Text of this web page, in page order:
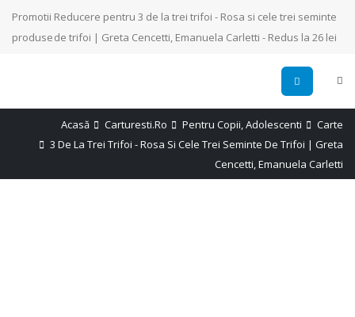
Promotii
produse
Reducere pentru 3 de la trei trifoi - Rosa si cele trei seminte
de trifoi | Greta Cencetti, Emanuela Carletti - Redus la 26 lei
Acasă Carturesti.ro Pentru Copii, Adolescenti
Carte
3 De La Trei Trifoi - Rosa Si Cele Trei Seminte De Trifoi | Greta
Cencetti, Emanuela Carletti